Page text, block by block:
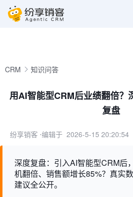
CRM 知识问答
用AI智能型CRM后业绩翻倍？
复盘
纷享销客 ⋅编辑于 2026-5-15 20:20:54
深度复盘：引入AI智能型CRM后
机翻倍、销售额增长85%？真实
建议全公开。